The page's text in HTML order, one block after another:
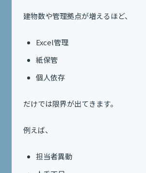
建物数や管理拠点が増えるほど、
Excel管理
紙保管
個人依存
だけでは限界が出てきます。
例えば、
担当者異動